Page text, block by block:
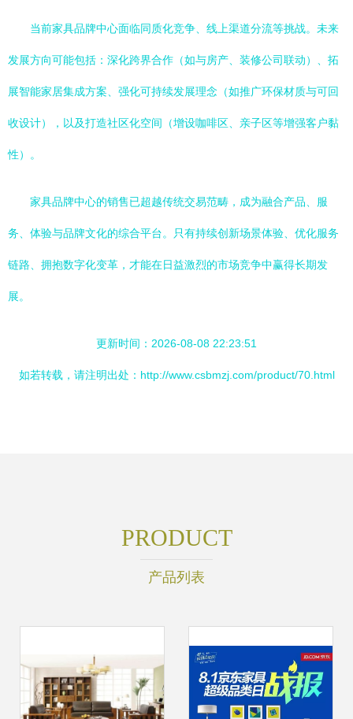
当前家具品牌中心面临同质化竞争、线上渠道分流等挑战。未来
发展方向可能包括：深化跨界合作（如与房产、装修公司联动）、拓
展智能家居集成方案、强化可持续发展理念（如推广环保材质与可回
收设计），以及打造社区化空间（增设咖啡区、亲子区等增强客户黏
性）。
家具品牌中心的销售已超越传统交易范畴，成为融合产品、服
务、体验与品牌文化的综合平台。只有持续创新场景体验、优化服务
链路、拥抱数字化变革，才能在日益激烈的市场竞争中赢得长期发
展。
更新时间：2026-08-08 22:23:51
如若转载，请注明出处：http://www.csbmzj.com/product/70.html
PRODUCT
产品列表